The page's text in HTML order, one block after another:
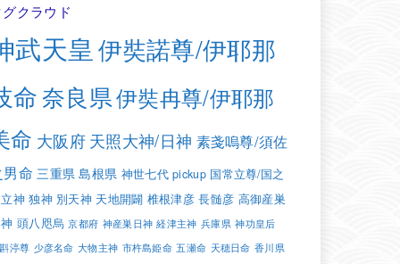
クラウド
武天皇 伊奘諾尊/伊耶那
命奈良県伊奘冉尊/伊耶那
命 大阪府天照大神/日神 素戔嗚尊/須佐
命 三重県 島根県 神世七代 pickup 国常立尊/国之
神 独神 別天神 天地開闢 椎根津彦 長髄彦 高御産巣
頭八咫烏 京都府 神産巣日神 経津主神 兵庫県 神功皇后
渟尊 少彦名命 大物主神 市杵島姫命 五瀬命 天穂日命 香川県